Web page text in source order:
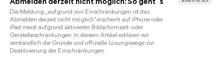
Alle Passwörter auf dem iPhone finden
Möchten Sie auf Ihrem iPhone gespeicherte Passwörter
anzeigen? In dieser Anleitung erfahren Sie Schritt für Schritt,
wo Sie WLAN-, App- und Website-Passwörter finden,
bearbeiten, löschen oder sicher verwalten können.